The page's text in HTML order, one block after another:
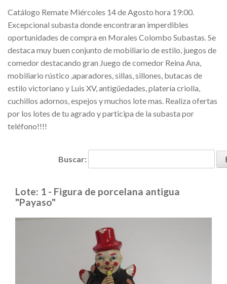
Catálogo Remate Miércoles 14 de Agosto hora 19:00.
Excepcional subasta donde encontraran imperdibles
oportunidades de compra en Morales Colombo Subastas. Se
destaca muy buen conjunto de mobiliario de estilo, juegos de
comedor destacando gran Juego de comedor Reina Ana,
mobiliario rústico ,aparadores, sillas, sillones, butacas de
estilo victoriano y Luis XV, antigüedades, platería criolla,
cuchillos adornos, espejos y muchos lote mas. Realiza ofertas
por los lotes de tu agrado y participa de la subasta por
teléfono!!!!
Buscar:
Lote: 1 - Figura de porcelana antigua
"Payaso"